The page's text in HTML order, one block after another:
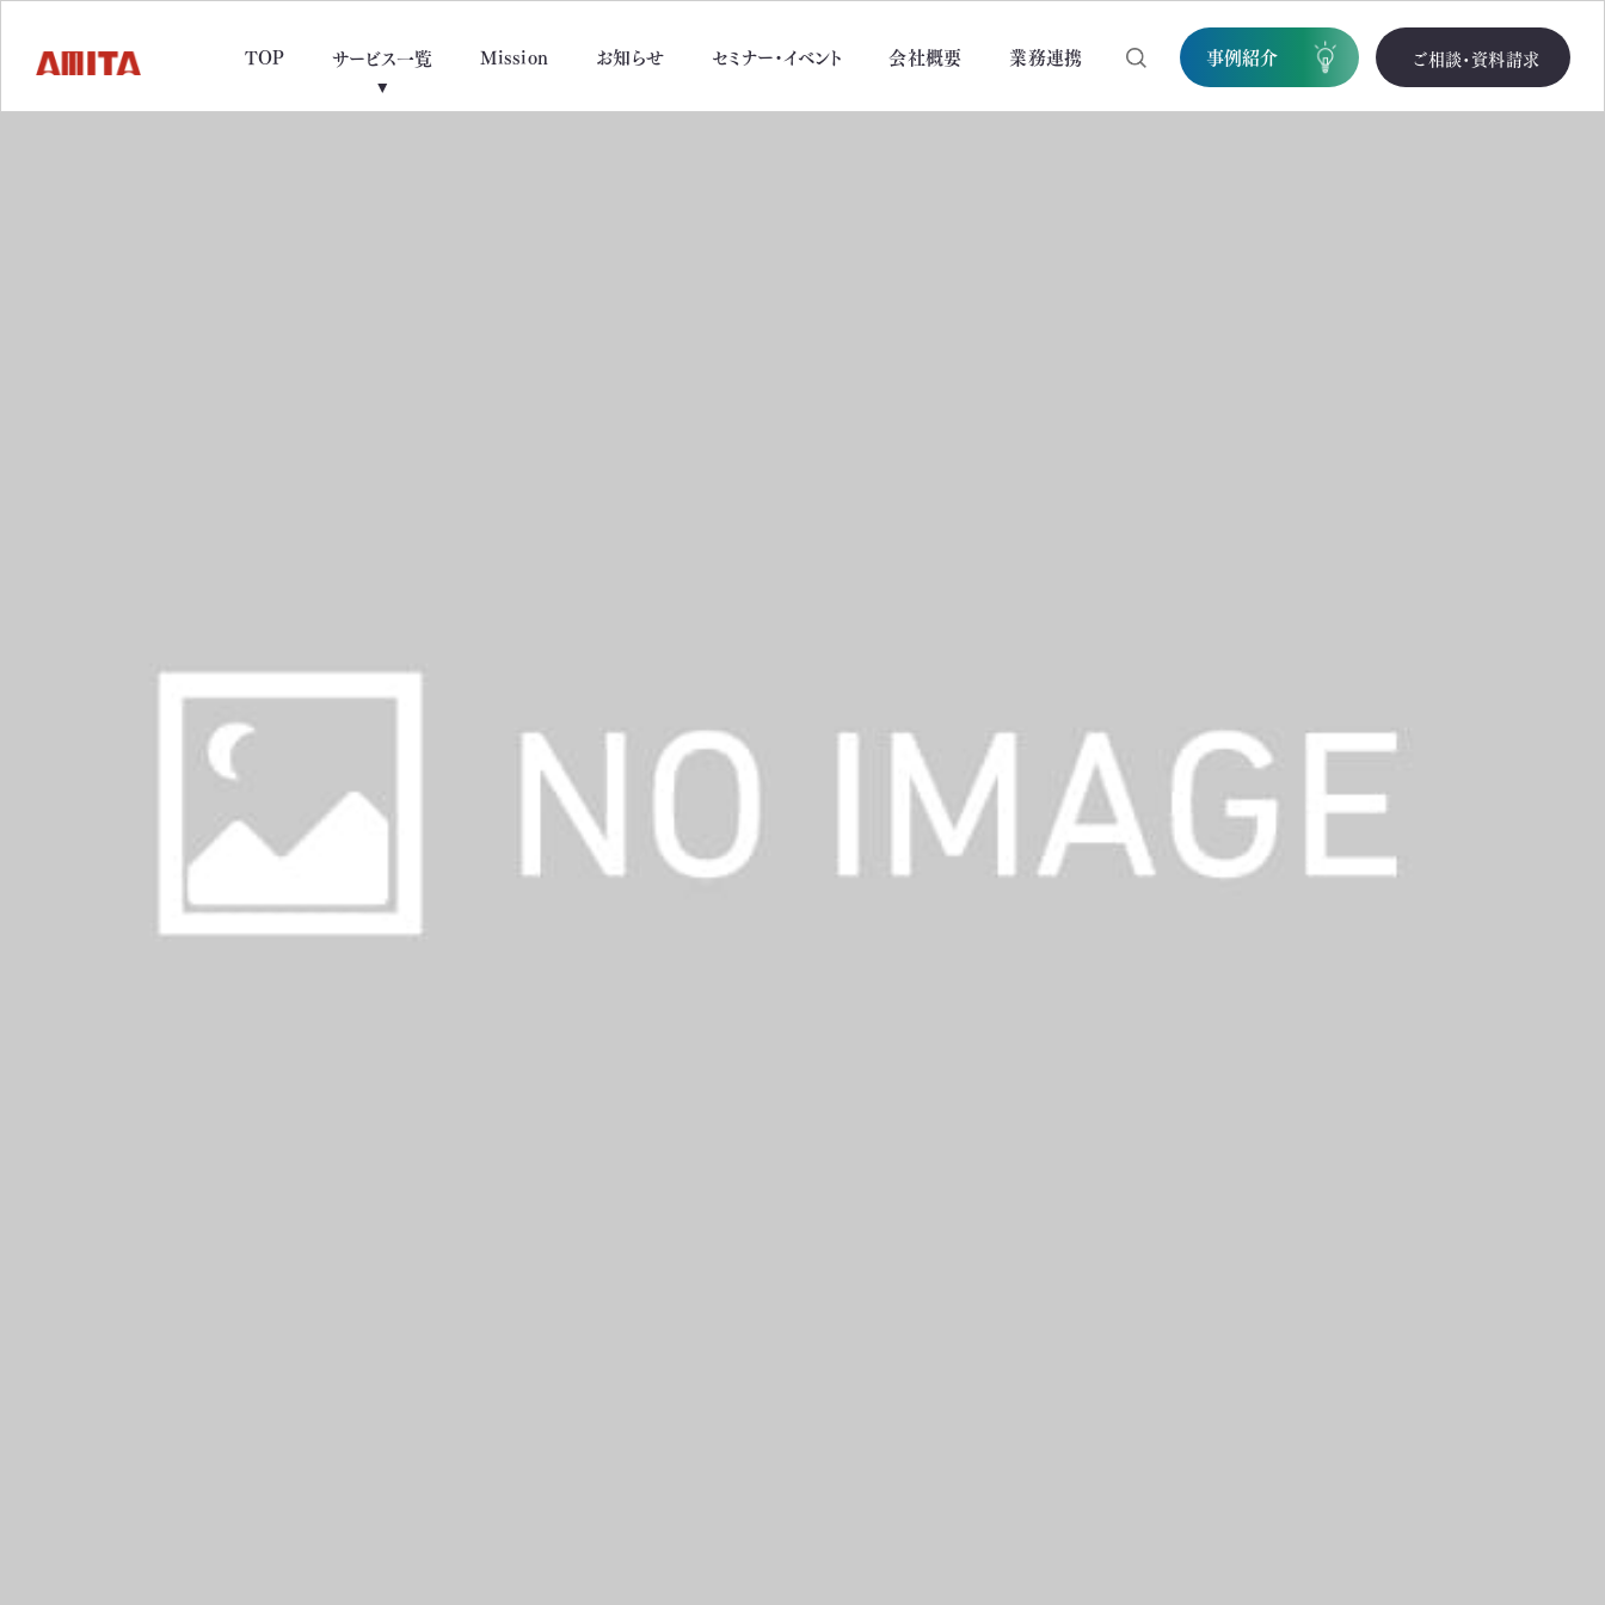
TOP サービス一覧 Mission お知らせ セミナー・イベント 会社概要 業務連携 事例紹介 ご相談・資料請求